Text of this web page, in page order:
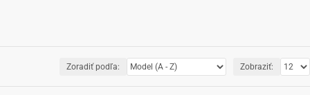
Zoradiť podľa: Zobraziť: